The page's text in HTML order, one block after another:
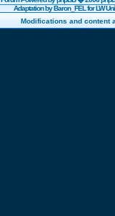
Adaptation by Baron_FEL for LW
Modifications and content